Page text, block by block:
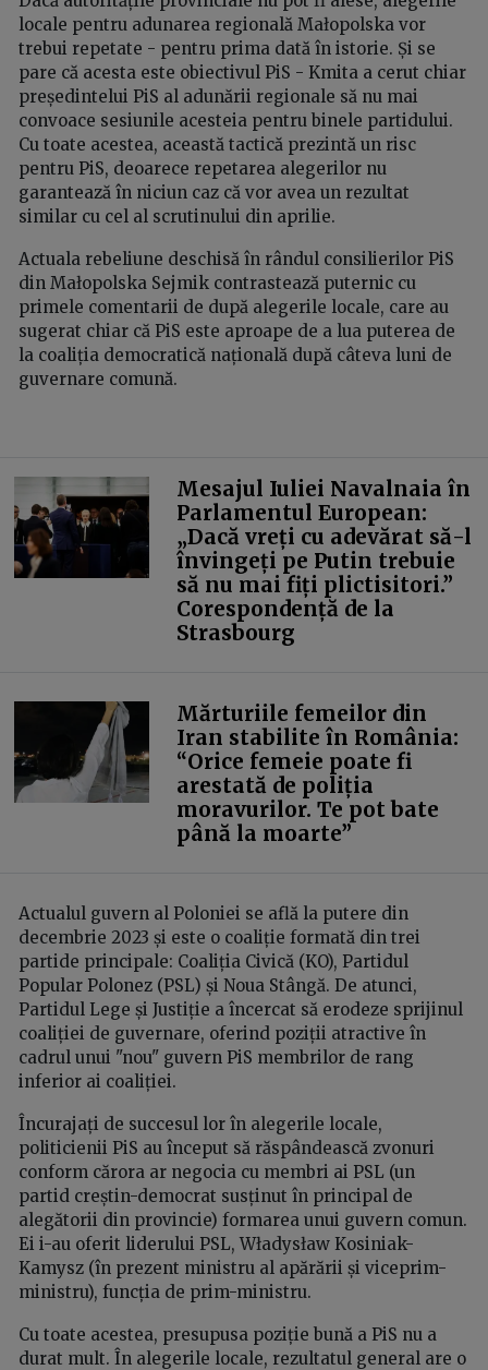
locale pentru adunarea regională Małopolska vor
trebui repetate - pentru prima dată în istorie. Și se
pare că acesta este obiectivul PiS - Kmita a cerut chiar
președintelui PiS al adunării regionale să nu mai
convoace sesiunile acesteia pentru binele partidului.
Cu toate acestea, această tactică prezintă un risc
pentru PiS, deoarece repetarea alegerilor nu
garantează în niciun caz că vor avea un rezultat
similar cu cel al scrutinului din aprilie.
Actuala rebeliune deschisă în rândul consilierilor PiS
din Małopolska Sejmik contrastează puternic cu
primele comentarii de după alegerile locale, care au
sugerat chiar că PiS este aproape de a lua puterea de
la coaliția democratică națională după câteva luni de
guvernare comună.
Mesajul Iuliei Navalnaia în
Parlamentul European:
„Dacă vreți cu adevărat să-l
învingeți pe Putin trebuie
să nu mai fiți plictisitori.”
Corespondență de la
Strasbourg
Mărturiile femeilor din
Iran stabilite în România:
“Orice femeie poate fi
arestată de poliția
moravurilor. Te pot bate
până la moarte”
Actualul guvern al Poloniei se află la putere din
decembrie 2023 și este o coaliție formată din trei
partide principale: Coaliția Civică (KO), Partidul
Popular Polonez (PSL) și Noua Stângă. De atunci,
Partidul Lege și Justiție a încercat să erodeze sprijinul
coaliției de guvernare, oferind poziții atractive în
cadrul unui "nou" guvern PiS membrilor de rang
inferior ai coaliției.
Încurajați de succesul lor în alegerile locale,
politicienii PiS au început să răspândească zvonuri
conform cărora ar negocia cu membri ai PSL (un
partid creștin-democrat susținut în principal de
alegătorii din provincie) formarea unui guvern comun.
Ei i-au oferit liderului PSL, Władysław Kosiniak-
Kamysz (în prezent ministru al apărării și viceprim-
ministru), funcția de prim-ministru.
Cu toate acestea, presupusa poziție bună a PiS nu a
durat mult. În alegerile locale, rezultatul general are o